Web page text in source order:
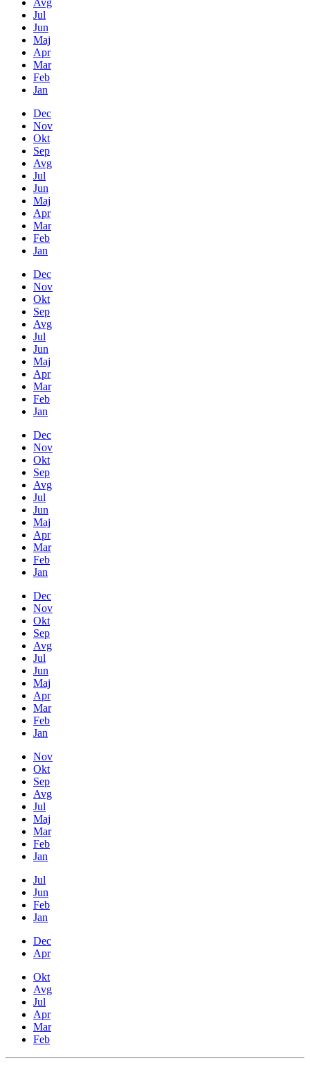
Jul
Jun
Maj
Apr
Mar
Feb
Jan
Dec
Nov
Okt
Sep
Avg
Jul
Jun
Maj
Apr
Mar
Feb
Jan
Dec
Nov
Okt
Sep
Avg
Jul
Jun
Maj
Apr
Mar
Feb
Jan
Dec
Nov
Okt
Sep
Avg
Jul
Jun
Maj
Apr
Mar
Feb
Jan
Dec
Nov
Okt
Sep
Avg
Jul
Jun
Maj
Apr
Mar
Feb
Jan
Nov
Okt
Sep
Avg
Jul
Maj
Mar
Feb
Jan
Jul
Jun
Feb
Jan
Dec
Apr
Okt
Avg
Jul
Apr
Mar
Feb